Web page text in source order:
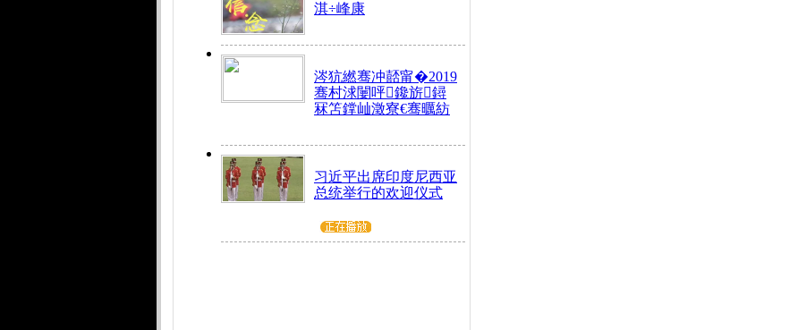
淇÷峰康
涔犺繎骞冲嚭甯�2019
骞村浗闄呯鑱旂鐞
冧笘鐣屾澂寮€骞曞紡
习近平出席印度尼西亚
总统举行的欢迎仪式